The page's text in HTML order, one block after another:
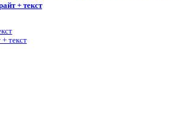
+ текст
текст